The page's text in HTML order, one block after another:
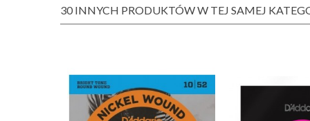
30 INNYCH PRODUKTÓW W TEJ SAMEJ